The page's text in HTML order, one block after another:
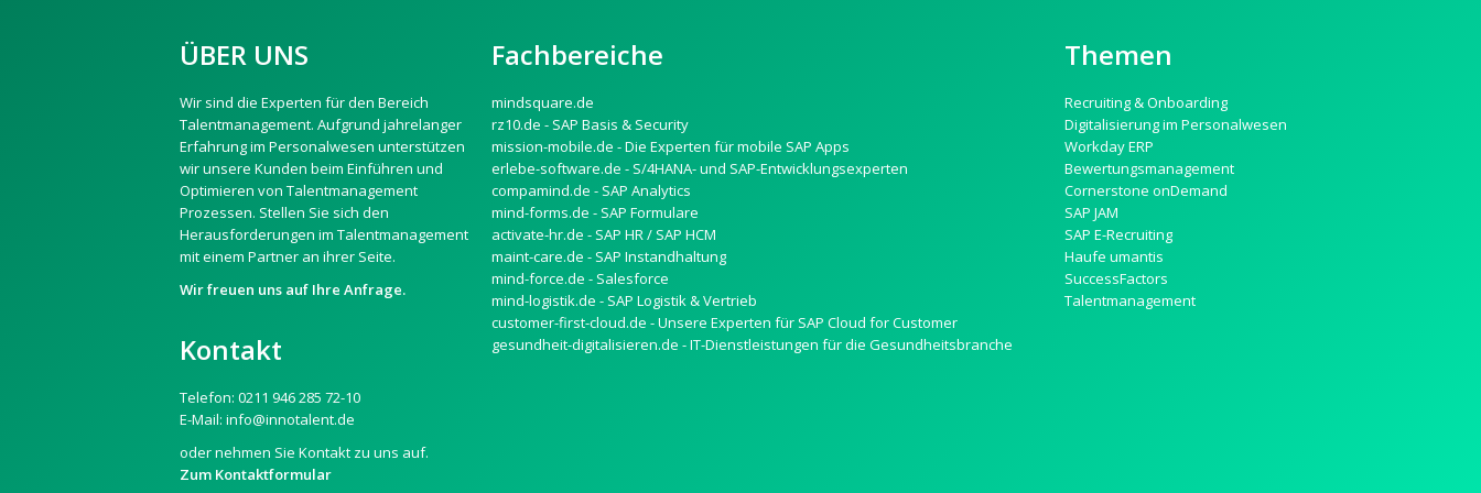
ÜBER UNS
Wir sind die Experten für den Bereich
Talentmanagement. Aufgrund jahrelanger
Erfahrung im Personalwesen unterstützen
wir unsere Kunden beim Einführen und
Optimieren von Talentmanagement
Prozessen. Stellen Sie sich den
Herausforderungen im Talentmanagement
mit einem Partner an ihrer Seite.
Wir freuen uns auf Ihre Anfrage.
Kontakt
Telefon: 0211 946 285 72-10
E-Mail: info@innotalent.de
oder nehmen Sie Kontakt zu uns auf.
Zum Kontaktformular
Fachbereiche
mindsquare.de
rz10.de - SAP Basis & Security
mission-mobile.de - Die Experten für mobile SAP Apps
erlebe-software.de - S/4HANA- und SAP-Entwicklungsexperten
compamind.de - SAP Analytics
mind-forms.de - SAP Formulare
activate-hr.de - SAP HR / SAP HCM
maint-care.de - SAP Instandhaltung
mind-force.de - Salesforce
mind-logistik.de - SAP Logistik & Vertrieb
customer-first-cloud.de - Unsere Experten für SAP Cloud for Customer
gesundheit-digitalisieren.de - IT-Dienstleistungen für die Gesundheitsbranche
Themen
Recruiting & Onboarding
Digitalisierung im Personalwesen
Workday ERP
Bewertungsmanagement
Cornerstone onDemand
SAP JAM
SAP E-Recruiting
Haufe umantis
SuccessFactors
Talentmanagement